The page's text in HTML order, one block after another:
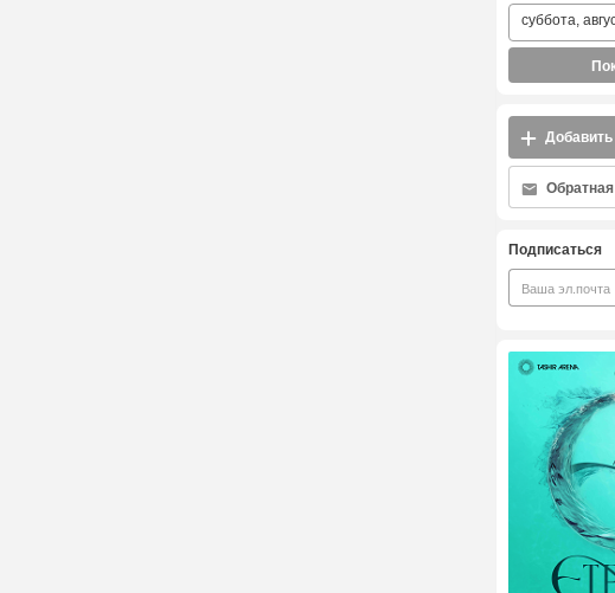
суббота,
Подписаться